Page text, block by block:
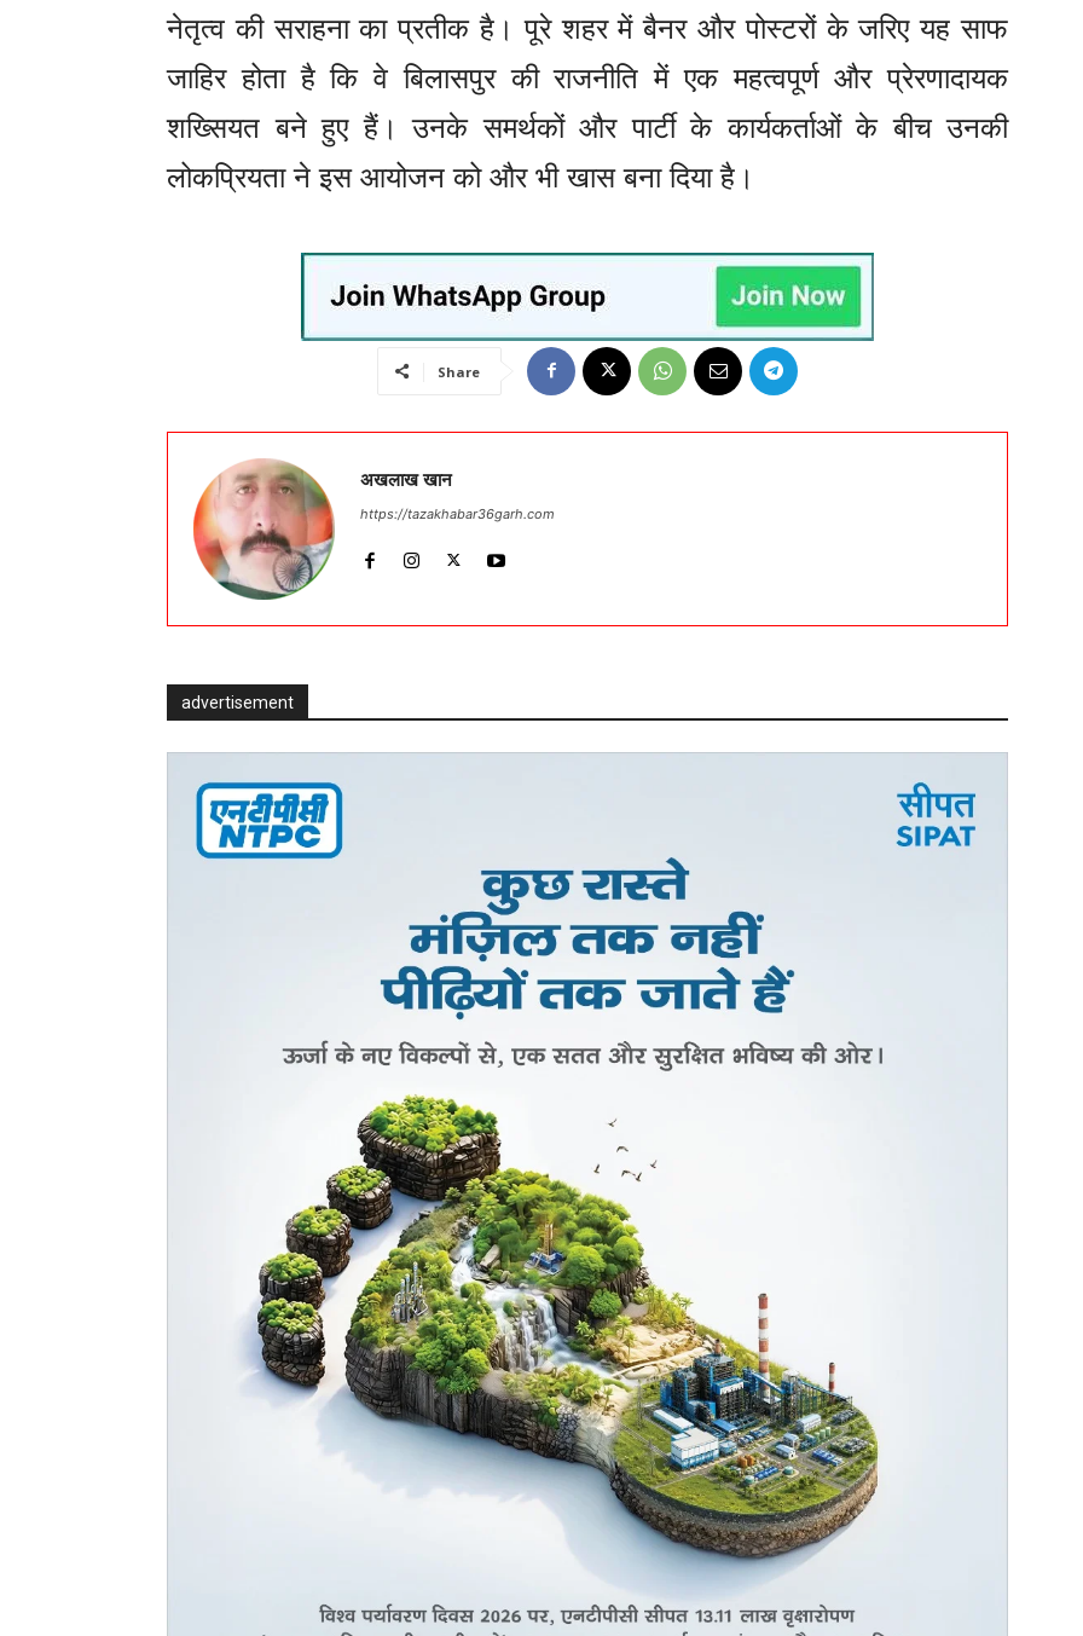
नेतृत्व की सराहना का प्रतीक है। पूरे शहर में बैनर और पोस्टरों के जरिए यह साफ
जाहिर होता है कि वे बिलासपुर की राजनीति में एक महत्वपूर्ण और प्रेरणादायक
शख्सियत बने हुए हैं। उनके समर्थकों और पार्टी के कार्यकर्ताओं के बीच उनकी
लोकप्रियता ने इस आयोजन को और भी खास बना दिया है।
Share
अखलाख खान
https://tazakhabar36garh.com
advertisement